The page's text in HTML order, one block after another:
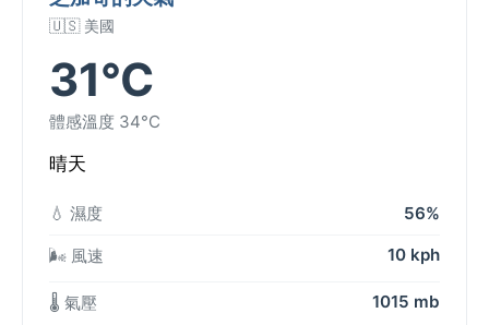
🇺🇸 美國
31°C
體感溫度 34°C
晴天
💧 濕度 56%
🌬️ 風速 10 kph
🌡️ 氣壓 1015 mb